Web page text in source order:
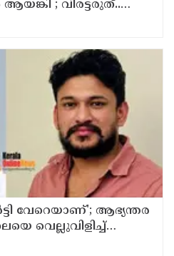
; വിരട്ടരുത്..
!
വേറെയാണ്'; ആഭ്യന്തര
വെല്ലുവിളിച്ച്